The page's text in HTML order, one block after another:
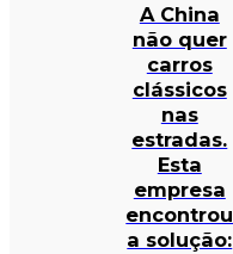
A China
não quer
carros
clássicos
nas
estradas.
Esta
empresa
encontrou
a solução: